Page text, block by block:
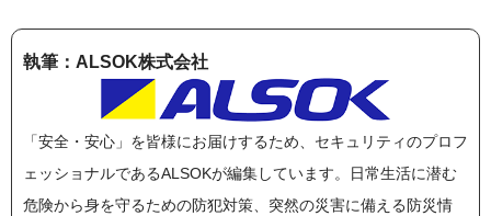
執筆：ALSOK株式会社
「安全・安心」を皆様にお届けするため、セキュリティのプロフ
ェッショナルであるALSOKが編集しています。日常生活に潜む
危険から身を守るための防犯対策、突然の災害に備える防災情